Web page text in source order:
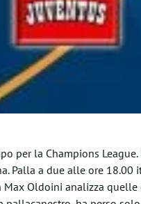
per la Champions
Palla a due alle ore
Max Oldoini analizza